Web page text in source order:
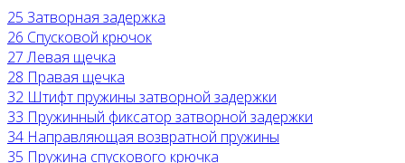
25 Затворная задержка
26 Спусковой крючок
27 Левая щечка
28 Правая щечка
32 Штифт пружины затворной задержки
33 Пружинный фиксатор затворной задержки
34 Направляющая возвратной пружины
35 Пружина спускового крючка